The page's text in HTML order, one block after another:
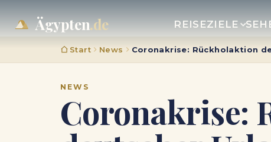
Ägypten.de REISEZIELE
Start News Coronakrise: Rückholaktion
NEWS
Coronakrise: